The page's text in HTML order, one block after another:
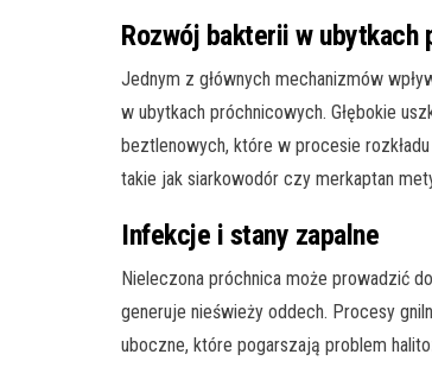
Rozwój bakterii w ubytkach
Jednym z głównych mechanizmów
w ubytkach próchnicowych. Głębokie
beztlenowych, które w procesie
takie jak siarkowodór czy merkaptan
Infekcje i stany zapalne
Nieleczona próchnica może prowadzić
generuje nieświeży oddech. Procesy
uboczne, które pogarszają problem